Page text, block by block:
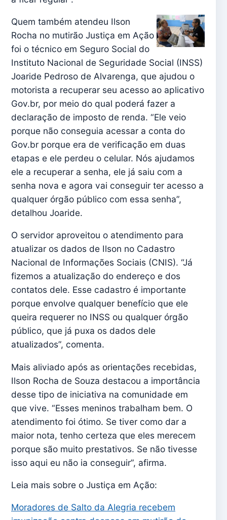
Quem também atendeu Ilson
Rocha no mutirão Justiça em Ação
foi o técnico em Seguro Social do
Instituto Nacional de Seguridade Social (INSS)
Joaride Pedroso de Alvarenga, que ajudou o
motorista a recuperar seu acesso ao aplicativo
Gov.br, por meio do qual poderá fazer a
declaração de imposto de renda. “Ele veio
porque não conseguia acessar a conta do
Gov.br porque era de verificação em duas
etapas e ele perdeu o celular. Nós ajudamos
ele a recuperar a senha, ele já saiu com a
senha nova e agora vai conseguir ter acesso a
qualquer órgão público com essa senha”,
detalhou Joaride.
O servidor aproveitou o atendimento para
atualizar os dados de Ilson no Cadastro
Nacional de Informações Sociais (CNIS). “Já
fizemos a atualização do endereço e dos
contatos dele. Esse cadastro é importante
porque envolve qualquer benefício que ele
queira requerer no INSS ou qualquer órgão
público, que já puxa os dados dele
atualizados”, comenta.
Mais aliviado após as orientações recebidas,
Ilson Rocha de Souza destacou a importância
desse tipo de iniciativa na comunidade em
que vive. “Esses meninos trabalham bem. O
atendimento foi ótimo. Se tiver como dar a
maior nota, tenho certeza que eles merecem
porque são muito prestativos. Se não tivesse
isso aqui eu não ia conseguir”, afirma.
Leia mais sobre o Justiça em Ação:
Moradores de Salto da Alegria recebem